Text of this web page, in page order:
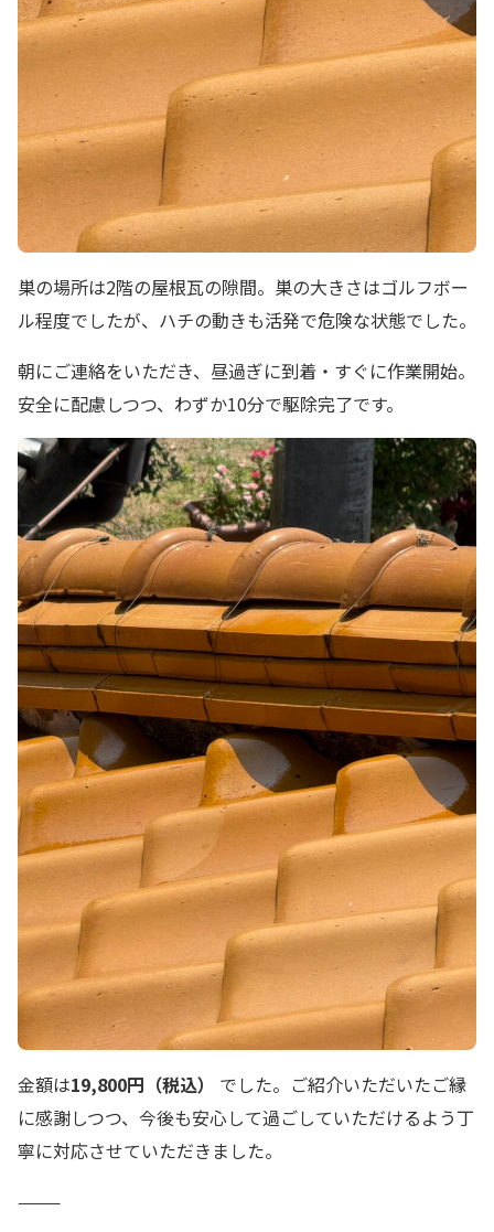
巣の場所は2階の屋根瓦の隙間。巣の大きさはゴルフボー
ル程度でしたが、ハチの動きも活発で危険な状態でした。
朝にご連絡をいただき、昼過ぎに到着・すぐに作業開始。
安全に配慮しつつ、わずか10分で駆除完了です。
金額は19,800円（税込）
でした。ご紹介いただいたご縁
に感謝しつつ、今後も安心して過ごしていただけるよう丁
寧に対応させていただきました。
⸻